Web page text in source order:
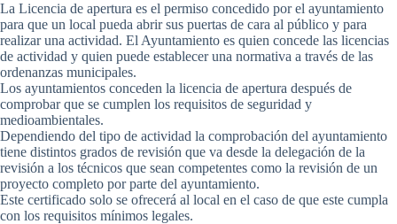
La Licencia de apertura es el permiso concedido por el ayuntamiento
para que un local pueda abrir sus puertas de cara al público y para
realizar una actividad. El Ayuntamiento es quien concede las licencias
de actividad y quien puede establecer una normativa a través de las
ordenanzas municipales.
Los ayuntamientos conceden la licencia de apertura después de
comprobar que se cumplen los requisitos de seguridad y
medioambientales.
Dependiendo del tipo de actividad la comprobación del ayuntamiento
tiene distintos grados de revisión que va desde la delegación de la
revisión a los técnicos que sean competentes como la revisión de un
proyecto completo por parte del ayuntamiento.
Este certificado solo se ofrecerá al local en el caso de que este cumpla
con los requisitos mínimos legales.